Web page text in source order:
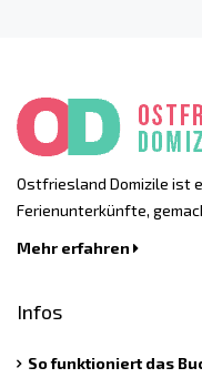
Ostfriesland Domizile ist
Ferienunterkünfte,
Mehr erfahren
Infos
So funktioniert das